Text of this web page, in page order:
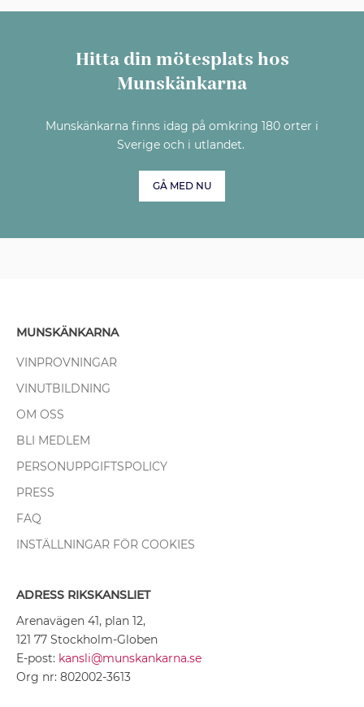
Hitta din mötesplats hos
Munskänkarna
Munskänkarna finns idag på omkring 180 orter i
Sverige och i utlandet.
GÅ MED NU
MUNSKÄNKARNA
VINPROVNINGAR
VINUTBILDNING
OM OSS
BLI MEDLEM
PERSONUPPGIFTSPOLICY
PRESS
FAQ
INSTÄLLNINGAR FÖR COOKIES
ADRESS RIKSKANSLIET
Arenavägen 41, plan 12,
121 77 Stockholm-Globen
E-post: kansli@munskankarna.se
Org nr: 802002-3613